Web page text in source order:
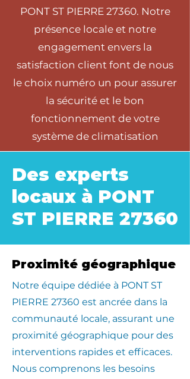
PONT ST PIERRE 27360. Notre
présence locale et notre
engagement envers la
satisfaction client font de nous
le choix numéro un pour assurer
la sécurité et le bon
fonctionnement de votre
système de climatisation
Des experts
locaux à PONT
ST PIERRE 27360
Proximité géographique
​Notre équipe dédiée à PONT ST
PIERRE 27360 est ancrée dans la
communauté locale, assurant une
proximité géographique pour des
interventions rapides et efficaces.
Nous comprenons les besoins